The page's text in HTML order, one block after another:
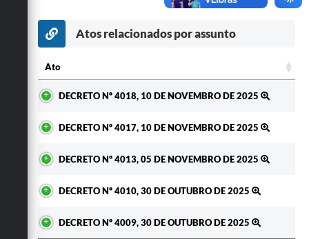
Secretarias
Atos relacionados por assunto
Ato
DECRETO Nº 4018, 10 DE NOVEMBRO DE 2025
DECRETO Nº 4017, 10 DE NOVEMBRO DE 2025
DECRETO Nº 4013, 05 DE NOVEMBRO DE 2025
DECRETO Nº 4010, 30 DE OUTUBRO DE 2025
DECRETO Nº 4009, 30 DE OUTUBRO DE 2025